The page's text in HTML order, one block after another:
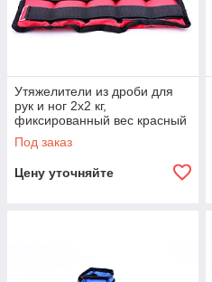
Утяжелители из дроби для
рук и ног 2х2 кг,
фиксированный вес красный
Под заказ
Цену уточняйте